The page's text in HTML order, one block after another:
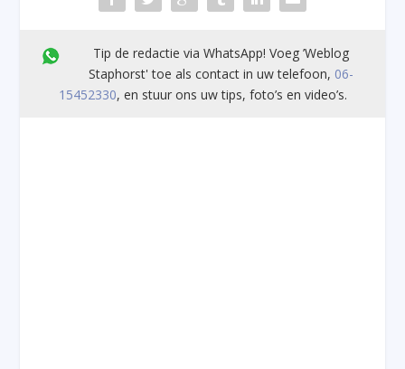
Tip de redactie via WhatsApp! Voeg ’Weblog
Staphorst' toe als contact in uw telefoon, 06-
15452330, en stuur ons uw tips, foto’s en video’s.